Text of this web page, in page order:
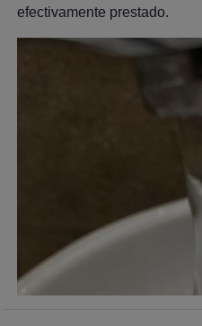
efectivamente prestado.